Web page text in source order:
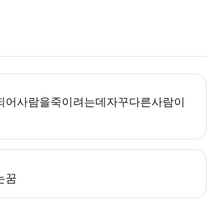
어사람을죽이려는데자꾸다른사람이
꿈